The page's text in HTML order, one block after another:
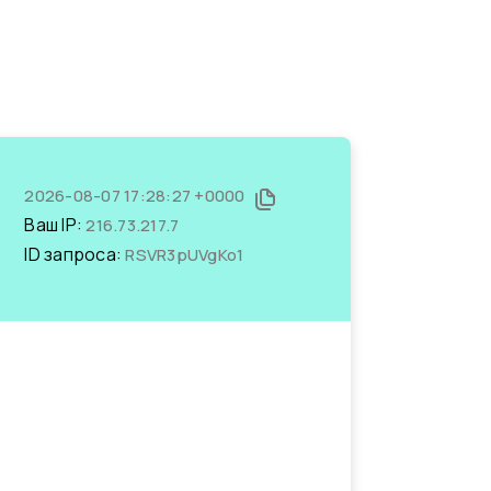
2026-08-07 17:28:27 +0000
Ваш IP:216.73.217.7
ID запроса:RSVR3pUVgKo1